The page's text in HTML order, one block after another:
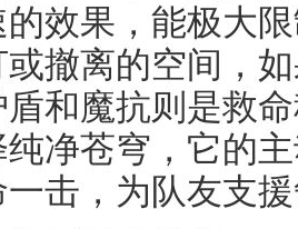
效果，能极大
撤离的空间，
和魔抗则是救
净苍穹，它的
击，为队友支